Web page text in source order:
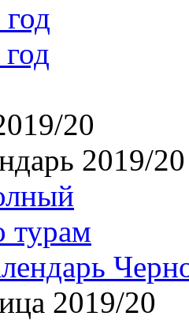
20
2019/20
турам
2019/20